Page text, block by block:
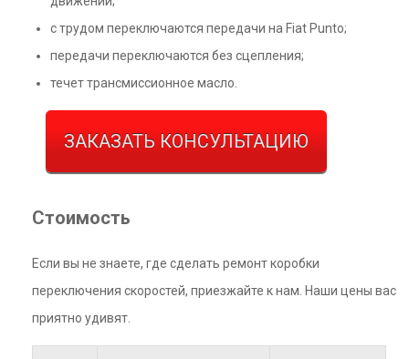
с трудом переключаются передачи на Fiat Punto;
передачи переключаются без сцепления;
течет трансмиссионное масло.
ЗАКАЗАТЬ КОНСУЛЬТАЦИЮ
Стоимость
Если вы не знаете, где сделать ремонт коробки
переключения скоростей, приезжайте к нам. Наши цены вас
приятно удивят.